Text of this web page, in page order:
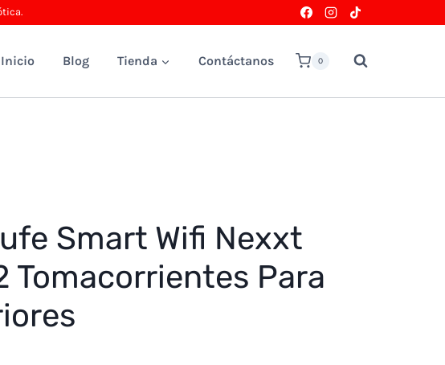
Inicio Blog Tienda Contáctanos 0
Smart Wifi Nexxt
Tomacorrientes Para